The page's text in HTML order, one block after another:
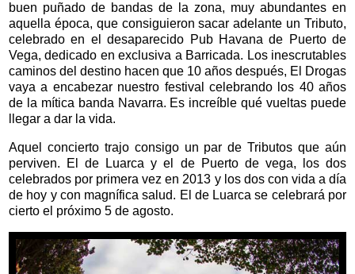
buen puñado de bandas de la zona, muy abundantes en
aquella época, que consiguieron sacar adelante un Tributo,
celebrado en el desaparecido Pub Havana de Puerto de
Vega, dedicado en exclusiva a Barricada. Los inescrutables
caminos del destino hacen que 10 años después, El Drogas
vaya a encabezar nuestro festival celebrando los 40 años
de la mítica banda Navarra. Es increíble qué vueltas puede
llegar a dar la vida.
Aquel concierto trajo consigo un par de Tributos que aún
perviven. El de Luarca y el de Puerto de vega, los dos
celebrados por primera vez en 2013 y los dos con vida a día
de hoy y con magnífica salud. El de Luarca se celebrará por
cierto el próximo 5 de agosto.